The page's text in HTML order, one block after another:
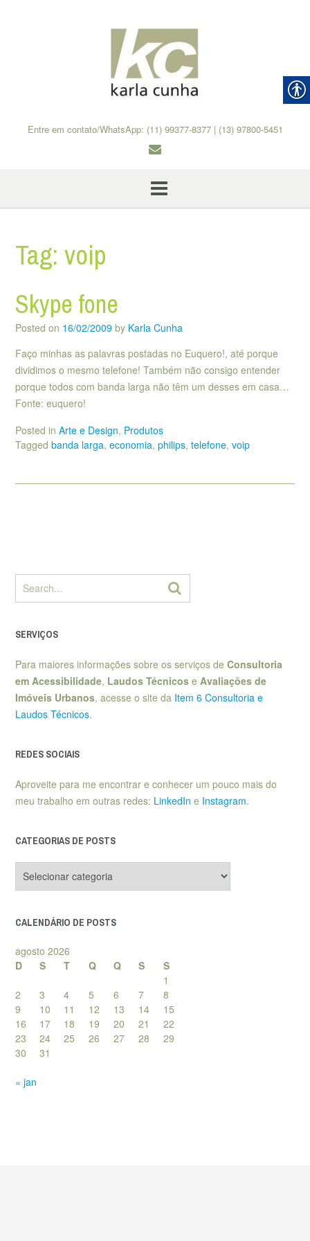
Entre em contato/WhatsApp: (11) 99377-8377 | (13) 97800-5451
Tag: voip
Skype fone
Posted on 16/02/2009 by Karla Cunha
Faço minhas as palavras postadas no Euquero!, até porque
dividimos o mesmo telefone! Também não consigo entender
porque todos com banda larga não têm um desses em casa…
Fonte: euquero!
Posted in Arte e Design, Produtos
Tagged banda larga, economia, philips, telefone, voip
SERVIÇOS
Para maiores informações sobre os serviços de Consultoria
em Acessibilidade, Laudos Técnicos e Avaliações de
Imóveis Urbanos, acesse o site da Item 6 Consultoria e
Laudos Técnicos.
REDES SOCIAIS
Aproveite para me encontrar e conhecer um pouco mais do
meu trabalho em outras redes: LinkedIn e Instagram.
CATEGORIAS DE POSTS
de
CALENDÁRIO DE POSTS
agosto 2026
D
S T Q Q S
S
1
2
3 4 5 6 7
8
9
10 11 12 13 14
15
16
17 18 19 20 21
22
23
24 25 26 27 28
29
30
31
« jan